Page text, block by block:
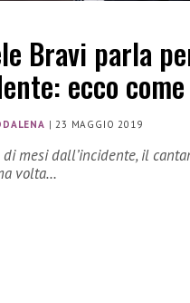
Bravi parla
ecco
|23 MAGGIO 2019
di mesi dall’incidente, il
volta…